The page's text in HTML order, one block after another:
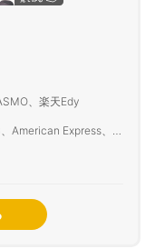
、楽天Edy
American Express、